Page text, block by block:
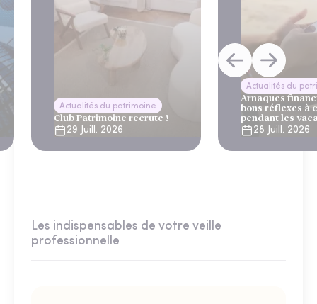
Actualités du patrimoine
Club Patrimoine recrute !
29 Juill. 2026
Actualités du
Arnaques
bons réflexes à
pendant les
28 Juill. 2026
Les indispensables de votre veille
professionnelle